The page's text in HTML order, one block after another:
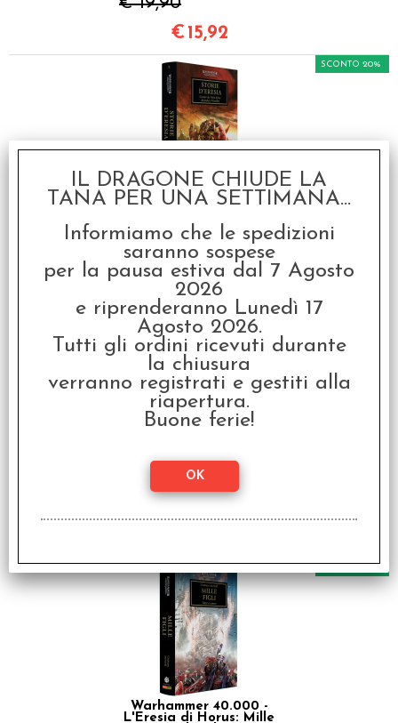
€ 15,92
Warhammer 40.000 -
d'Eresia Vol.10
€ 19,90
SCONTO 20%
€15,92
L'Eresia di Horus:
Angeli Caduti Vol.11
€ 19,90
Warhammer 40.000 -
L'Eresia di Horus: Mille
IL DRAGONE CHIUDE LA
TANA PER UNA SETTIMANA...
Informiamo che le spedizioni
saranno sospese
per la pausa estiva dal 7 Agosto
2026
e riprenderanno Lunedì 17
Agosto 2026.
Tutti gli ordini ricevuti durante
la chiusura
verranno registrati e gestiti alla
riapertura.
Buone ferie!